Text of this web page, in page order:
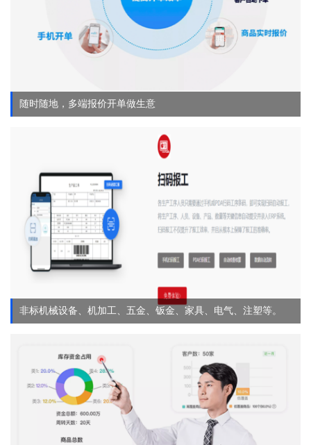
随时随地，多端报价开单做生意
非标机械设备、机加工、五金、钣金、家具、电气、注塑等。